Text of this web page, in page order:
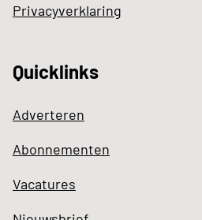
Privacyverklaring
Quicklinks
Adverteren
Abonnementen
Vacatures